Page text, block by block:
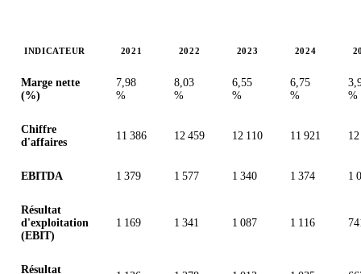
INDICATEUR 2021 2022 2023 2024
Marge nette
(%)
7,98
%
8,03
%
6,55
%
6,75
%
%
Chiffre
d'affaires
11 386 12 459 12 110 11 921
EBITDA 1 379 1 577 1 340 1 374 1
Résultat
d'exploitation
(EBIT)
1 169 1 341 1 087 1 116
Résultat